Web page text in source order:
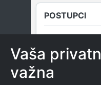
POSTUPCI
Vaša
važna